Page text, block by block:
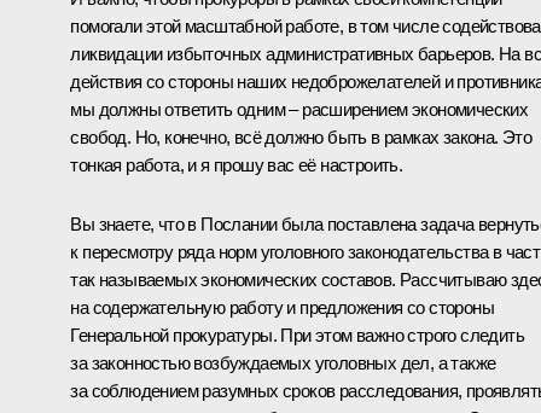
помогали этой масштабной работе, в том числе
ликвидации избыточных административных барьеров. На
действия со стороны наших недоброжелателей и
мы должны ответить одним – расширением экономических
свобод. Но, конечно, всё должно быть в рамках закона. Это
тонкая работа, и я прошу вас её настроить.
Вы знаете, что в Послании была поставлена задача
к пересмотру ряда норм уголовного законодательства в
так называемых экономических составов. Рассчитываю
на содержательную работу и предложения со стороны
Генеральной прокуратуры. При этом важно строго следить
за законностью возбуждаемых уголовных дел, а также
за соблюдением разумных сроков расследования,